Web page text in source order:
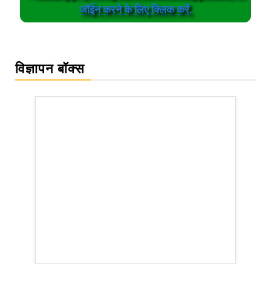
जॉईन करने के लिए क्लिक करें.
विज्ञापन बॉक्स